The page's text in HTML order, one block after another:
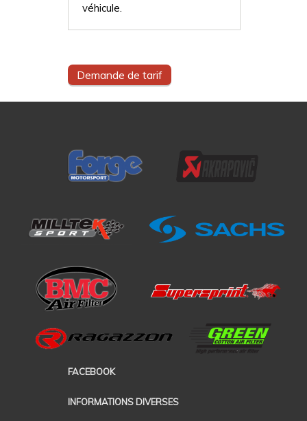
véhicule.
Demande de tarif
FACEBOOK
INFORMATIONS DIVERSES